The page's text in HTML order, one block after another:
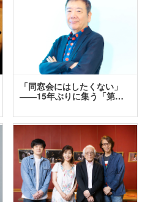
「同窓会にはしたくない」
――15年ぶりに集う「第…